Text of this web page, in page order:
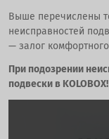
Выше перечислены
неисправностей
— залог
При подозрении
подвески в KOLOBOX!